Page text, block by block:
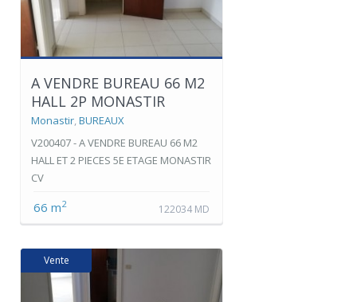
A VENDRE BUREAU 66 M2
HALL 2P MONASTIR
Monastir,BUREAUX
V200407 - A VENDRE BUREAU 66 M2
HALL ET 2 PIECES 5E ETAGE MONASTIR
CV
66 m2 122034 MD
Vente